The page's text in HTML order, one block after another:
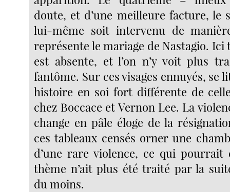
doute, et d’une meilleure facture, le
lui-même soit intervenu de
représente le mariage de Nastagio.
est absente, et l’on n’y voit plus
fantôme. Sur ces visages ennuyés, se
histoire en soi fort différente de
chez Boccace et Vernon Lee. La
change en pâle éloge de la
ces tableaux censés orner une
d’une rare violence, ce qui pourrait
thème n’ait plus été traité par la
du moins.